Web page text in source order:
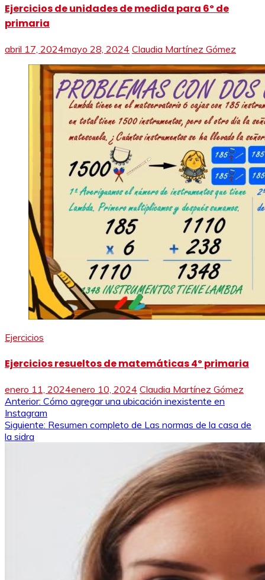
Ejercicios de unidades de medida para 6º de
primaria
abril 17, 2024mayo 28, 2024 Claudia Martínez Gómez
Ejercicios
Ejercicios resueltos de matemáticas 4º primaria
enero 11, 2024enero 10, 2024 Claudia Martínez Gómez
Navegación
de
entradas
Anterior: Cómo agregar una ubicación inexistente en
Instagram
Siguiente: Resumen completo de Las normas de la casa de
la sidra